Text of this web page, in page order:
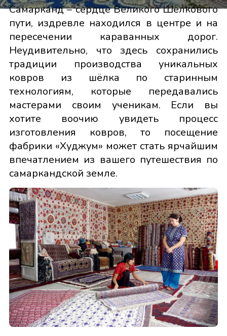
Самарканд – сердце Великого Шёлкового
пути, издревле находился в центре и на
пересечении караванных дорог.
Неудивительно, что здесь сохранились
традиции производства уникальных
ковров из шёлка по старинным
технологиям, которые передавались
мастерами своим ученикам. Если вы
хотите воочию увидеть процесс
изготовления ковров, то посещение
фабрики «Худжум» может стать ярчайшим
впечатлением из вашего путешествия по
самаркандской земле.